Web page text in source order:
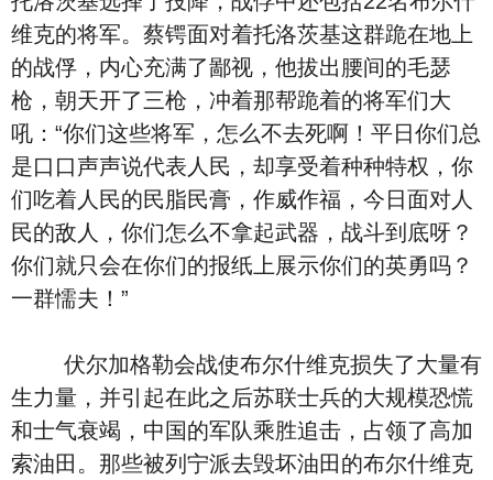
维克的将军。蔡锷面对着托洛茨基这群跪在地上
的战俘，内心充满了鄙视，他拔出腰间的毛瑟
枪，朝天开了三枪，冲着那帮跪着的将军们大
吼：“你们这些将军，怎么不去死啊！平日你们总
是口口声声说代表人民，却享受着种种特权，你
们吃着人民的民脂民膏，作威作福，今日面对人
民的敌人，你们怎么不拿起武器，战斗到底呀？
你们就只会在你们的报纸上展示你们的英勇吗？
一群懦夫！”
伏尔加格勒会战使布尔什维克损失了大量有
生力量，并引起在此之后苏联士兵的大规模恐慌
和士气衰竭，中国的军队乘胜追击，占领了高加
索油田。那些被列宁派去毁坏油田的布尔什维克